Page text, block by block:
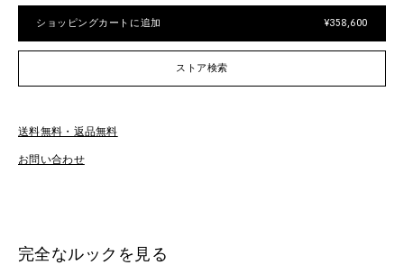
ショッピングカートに追加 ¥358,600
ストア検索
送料無料・返品無料
お問い合わせ
完全なルックを見る